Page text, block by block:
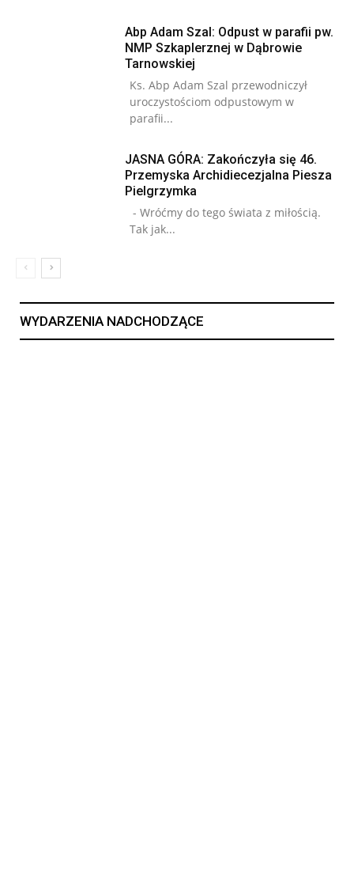
Abp Adam Szal: Odpust w parafii pw.
NMP Szkaplerznej w Dąbrowie
Tarnowskiej
Ks. Abp Adam Szal przewodniczył
uroczystościom odpustowym w
parafii...
JASNA GÓRA: Zakończyła się 46.
Przemyska Archidiecezjalna Piesza
Pielgrzymka
- Wróćmy do tego świata z miłością.
Tak jak...
WYDARZENIA NADCHODZĄCE